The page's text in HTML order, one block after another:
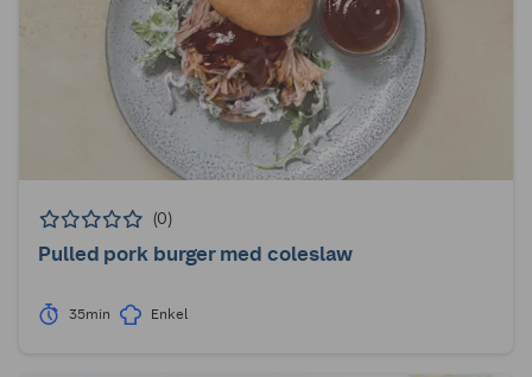
(0)
Pulled pork burger med coleslaw
35min Enkel